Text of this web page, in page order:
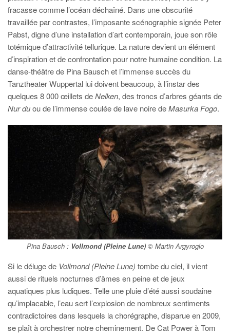
fracasse comme l’océan déchaîné. Dans une obscurité
travaillée par contrastes, l’imposante scénographie signée Peter
Pabst, digne d’une installation d’art contemporain, joue son rôle
totémique d’attractivité tellurique. La nature devient un élément
d’inspiration et de confrontation pour notre humaine condition. La
danse-théâtre de Pina Bausch et l’immense succès du
Tanztheater Wuppertal lui doivent beaucoup, à l’instar des
quelques 8 000 œillets deNelken, des troncs d’arbres géants de
Nur duou de l’immense coulée de lave noire deMasurka Fogo.
Pina Bausch : Vollmond (Pleine Lune)© Martin Argyroglo
Si le déluge de Vollmond (Pleine Lune) tombe du ciel, il vient
aussi de rituels nocturnes d’âmes en peine et de jeux
aquatiques plus ludiques. Telle une pluie d’été aussi soudaine
qu’implacable, l’eau sert l’explosion de nombreux sentiments
contradictoires dans lesquels la chorégraphe, disparue en 2009,
se plaît à orchestrer notre cheminement. De Cat Power à Tom